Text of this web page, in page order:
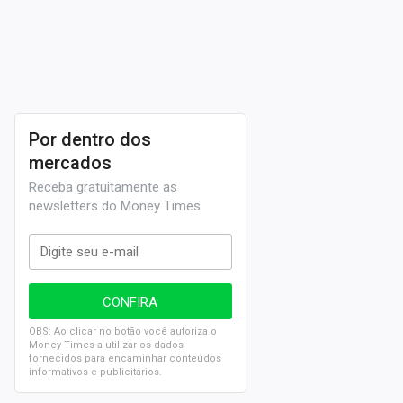
Por dentro dos
mercados
Receba gratuitamente as
newsletters do Money Times
OBS: Ao clicar no botão você autoriza o
Money Times a utilizar os dados
fornecidos para encaminhar conteúdos
informativos e publicitários.